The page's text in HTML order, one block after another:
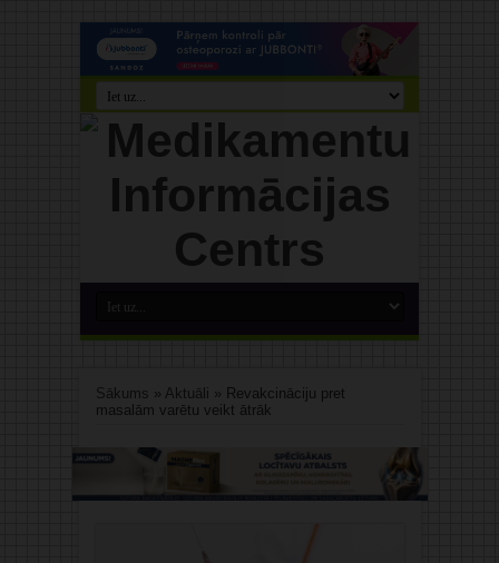
Sākums » Aktuāli » Revakcināciju pret
masalām varētu veikt ātrāk